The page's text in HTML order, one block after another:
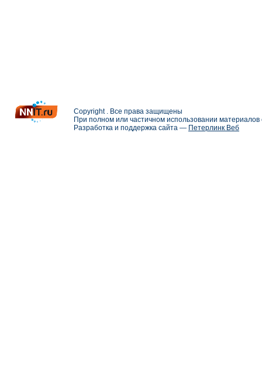
Copyright . Все права защищены
При полном или частичном использовании
Разработка и поддержка сайта — Петерлинк Веб